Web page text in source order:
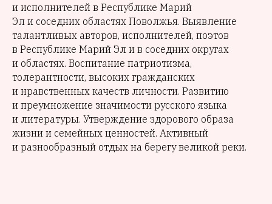
и исполнителей в Республике Марий
Эл и соседних областях Поволжья. Выявление
талантливых авторов, исполнителей, поэтов
в Республике Марий Эл и в соседних округах
и областях. Воспитание патриотизма,
толерантности, высоких гражданских
и нравственных качеств личности. Развитию
и преумножение значимости русского языка
и литературы. Утверждение здорового образа
жизни и семейных ценностей. Активный
и разнообразный отдых на берегу великой реки.